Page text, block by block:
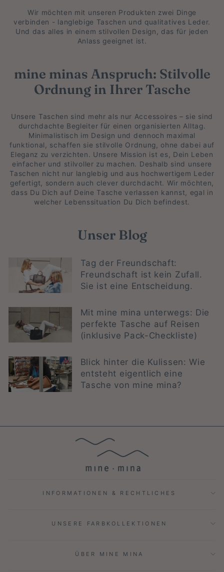
Wir möchten mit unseren Produkten zwei Dinge
verbinden - langlebige Taschen und qualitatives Leder.
Und das alles in einem stilvollen Design, das für jeden
Anlass geeignet ist.
mine minas Anspruch: Stilvolle
Ordnung in Ihrer Tasche
Unsere Taschen sind mehr als nur Accessoires – sie sind
durchdachte Begleiter für einen organisierten Alltag.
Minimalistisch im Design und dennoch maximal
funktional, schaffen sie stilvolle Ordnung, ohne dabei auf
Eleganz zu verzichten. Unsere Mission ist es, Dein Leben
einfacher und stilvoller zu machen. Deshalb sind unsere
Taschen nicht nur langlebig und aus hochwertigem Leder
gefertigt, sondern auch clever durchdacht. Wir möchten,
dass Du Dich auf Deine Tasche verlassen kannst, egal in
welcher Lebenssituation Du Dich befindest.
Unser Blog
Tag der Freundschaft:
Freundschaft ist kein Zufall.
Sie ist eine Entscheidung.
Mit mine mina unterwegs: Die
perfekte Tasche auf Reisen
(inklusive Pack-Checkliste)
Blick hinter die Kulissen: Wie
entsteht eigentlich eine
Tasche von mine mina?
INFORMATIONEN & RECHTLICHES
UNSERE FARBKOLLEKTIONEN
ÜBER MINE MINA